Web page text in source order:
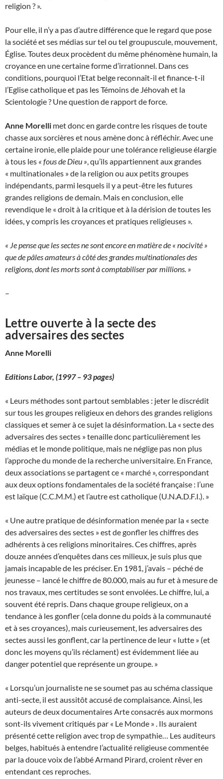
religion ? ».
Pour elle, il n’y a pas d’autre différence que le regard que pose
la société et ses médias sur tel ou tel groupuscule, mouvement,
Église. Toutes deux procèdent du même phénomène humain, la
croyance en une certaine forme d’irrationnel. Dans ces
conditions, pourquoi l’Etat belge reconnaît-il et finance-t-il
l’Eglise catholique et pas les Témoins de Jéhovah et la
Scientologie ? Une question de rapport de force.
Anne Morelli met donc en garde contre les risques de toute
chasse aux sorcières et nous amène donc à réfléchir. Avec une
certaine ironie, elle plaide pour une tolérance religieuse élargie
à tous les « fous de Dieu » , qu’ils appartiennent aux grandes
« multinationales » de la religion ou aux petits groupes
indépendants, parmi lesquels il y a peut-être les futures
grandes religions de demain. Mais en conclusion, elle
revendique le « droit à la critique et à la dérision de toutes les
idées, y compris les croyances et pratiques religieuses ».
« Je pense que les sectes ne sont encore en matière de « nocivité »
que de pâles amateurs à côté des grandes multinationales des
religions, dont les morts sont à comptabiliser par millions. »
–
Lettre ouverte à la secte des
adversaires des sectes
Anne Morelli
Editions Labor, (1997 – 93 pages)
« Leurs méthodes sont partout semblables : jeter le discrédit
sur tous les groupes religieux en dehors des grandes religions
classiques et semer à ce sujet la désinformation. La « secte des
adversaires des sectes » tenaille donc particulièrement les
médias et le monde politique, mais ne néglige pas non plus
l’approche du monde de la recherche universitaire. En France,
deux associations se partagent ce « marché », correspondant
aux deux options fondamentales de la société française : l’une
est laïque (C.C.M.M.) et l’autre est catholique (U.N.A.D.F.I.). »
« Une autre pratique de désinformation menée par la « secte
des adversaires des sectes » est de gonfler les chiffres des
adhérents à ces religions minoritaires. Ces chiffres, après
douze années d’enquêtes dans ces milieux, je suis plus que
jamais incapable de les préciser. En 1981, j’avais – péché de
jeunesse – lancé le chiffre de 80.000, mais au fur et à mesure de
nos travaux, mes certitudes se sont envolées. Le chiffre, lui, a
souvent été repris. Dans chaque groupe religieux, on a
tendance à les gonfler (cela donne du poids à la communauté
et à ses croyances), mais curieusement, les adversaires des
sectes aussi les gonflent, car la pertinence de leur « lutte » (et
donc les moyens qu’ils réclament) est évidemment liée au
danger potentiel que représente un groupe. »
« Lorsqu’un journaliste ne se soumet pas au schéma classique
anti-secte, il est aussitôt accusé de complaisance. Ainsi, les
auteurs de deux documentaires Arte consacrés aux mormons
sont-ils vivement critiqués par « Le Monde » . Ils auraient
présenté cette religion avec trop de sympathie… Les auditeurs
belges, habitués à entendre l’actualité religieuse commentée
par la douce voix de l’abbé Armand Pirard, croient rêver en
entendant ces reproches.